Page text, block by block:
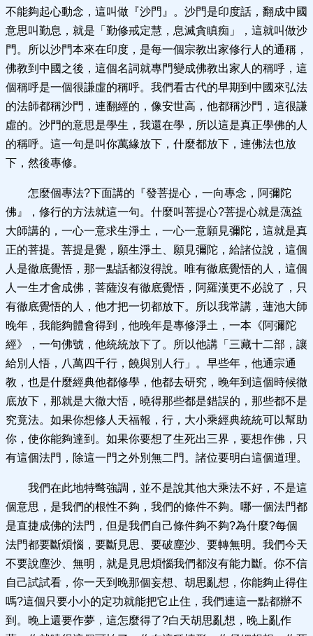
不能夠起心動念，這叫做『沙門』。沙門是印度話，翻成中國
意思叫勤息，就是「勤修戒定慧，息滅貪瞋痴」，這就叫做沙
門。所以沙門本來在印度，是每一個宗教出家修行人的通稱，
佛教到中國之後，這個名詞就專門變成佛教出家人的稱呼，這
個稱呼是一個很謙虛的稱呼。我們看古代的早期到中國來弘法
的法師都稱沙門，連翻經的，像安世高，他都稱沙門，這很謙
虛的。沙門的意思是學生，我還在學，所以這是真正學佛的人
的稱呼。這一句是叫你萬緣放下，什麼都放下，連佛法也放
下，然後專修。
怎麼個專法?下面講的『發菩提心，一向專念，阿彌陀
佛』，修行的方法就這一句。什麼叫菩提心?菩提心就是蕅益
大師講的，一心一意求生淨土，一心一意願見彌陀，這就是真
正的菩提。菩提是覺，願生淨土、願見彌陀，給諸位說，這個
人是徹底覺悟，那一點話都沒得說。唯有徹底覺悟的人，這個
人一生才會成佛，菩薩沒有徹底覺悟，阿羅漢更不必說了，只
有徹底覺悟的人，他才把一切都放下。所以我常講，蓮池大師
晚年，我能夠體會得到，他晚年是專修淨土，一本《阿彌陀
經》，一句佛號，他統統放下了。所以他講「三藏十二部，讓
給別人悟，八萬四千行，饒與別人行」。早些年，他通宗通
教，也是什麼經典他都修學，他都去研究，晚年到這個時候徹
底放下，那就是大徹大悟，曉得那些都是錯誤的，那些都不是
究竟法。如果你想修人天福報，行，大小乘經典統統可以幫助
你，使你能夠達到。如果你要想了生死出三界，要想作佛，只
有這個法門，除這一門之外別無二門。諸位要明白這個道理。
我們在此地特彆強調，並不是說其他大乘法不好，不是這
個意思，是我們的根性不夠，我們的條件不夠。哪一個法門都
是直捷成佛的法門，但是我們自己條件夠不夠?為什麼?每個
法門都要斷煩惱，要斷見思、要破塵沙、要轉無明。我們今天
不要說塵沙、無明，就是見思煩惱我們都沒有能力斷。你不信
自己試試看，你一天到晚那個妄想、胡思亂想，你能夠止得住
嗎?這個只要小小的定功就能把它止住，我們連這一點都辦不
到。晚上還要作夢，這怎麼得了?白天胡思亂想，晚上亂作